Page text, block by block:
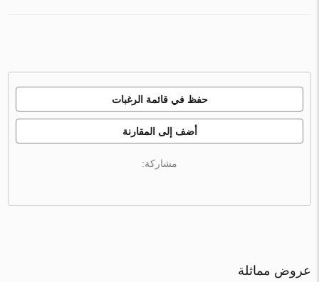
حفظ في قائمة الرغبات
أضف إلى المقارنة
مشاركة:
عروض مماثلة